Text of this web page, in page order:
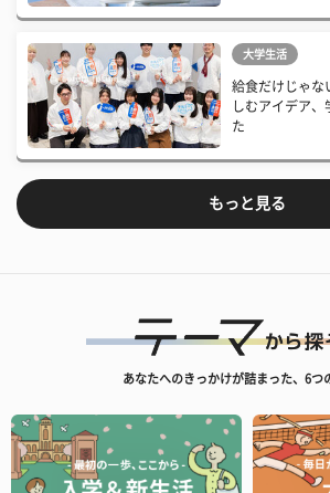
大学生活
給食だけじゃ
しむアイデア、
た
もっと見る
あなたへのきっかけが詰まった、6つ